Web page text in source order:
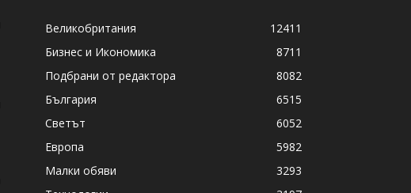
Великобритания
12411
Бизнес и Икономика
8711
Подбрани от редактора
8082
България
6515
Светът
6052
Европа
5982
Малки обяви
3293